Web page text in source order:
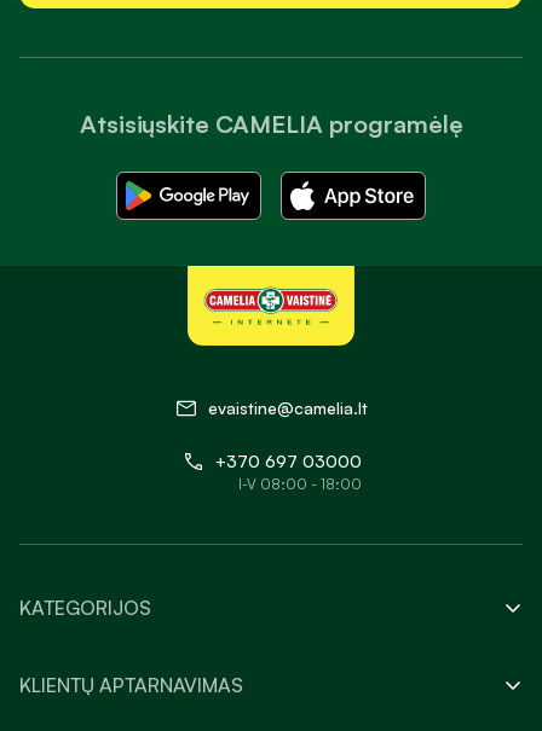
Atsisiųskite CAMELIA programėlę
evaistine@camelia.lt
+370 697 03000
I-V 08:00 - 18:00
KATEGORIJOS
KLIENTŲ APTARNAVIMAS